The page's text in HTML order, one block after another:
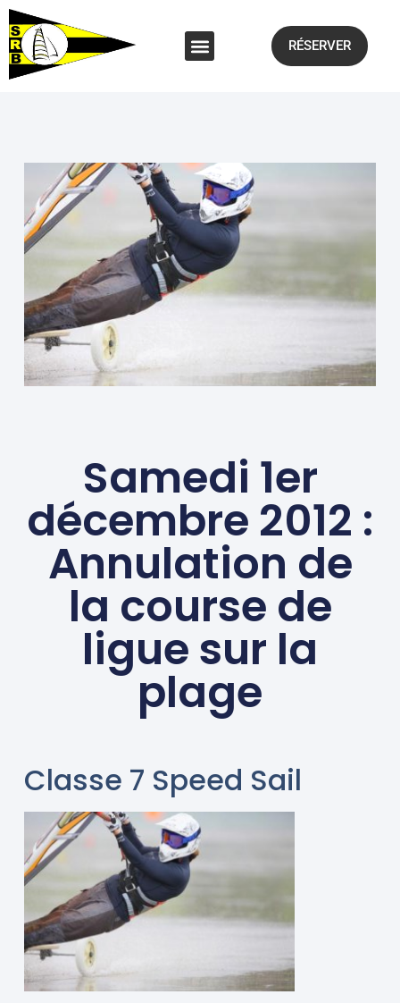
RÉSERVER
Samedi 1er
décembre 2012 :
Annulation de
la course de
ligue sur la
plage
Classe 7 Speed Sail